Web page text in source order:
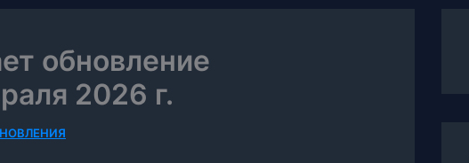
обновление
2026 г.